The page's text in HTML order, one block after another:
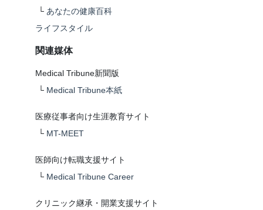
└ あなたの健康百科
ライフスタイル
関連媒体
Medical Tribune新聞版
└ Medical Tribune本紙
医療従事者向け生涯教育サイト
└ MT-MEET
医師向け転職支援サイト
└ Medical Tribune Career
クリニック継承・開業支援サイト